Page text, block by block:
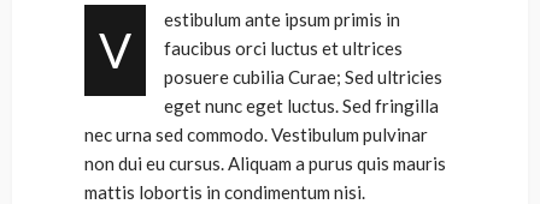
V
estibulum ante ipsum primis in
faucibus orci luctus et ultrices
posuere cubilia Curae; Sed ultricies
eget nunc eget luctus. Sed fringilla
nec urna sed commodo. Vestibulum pulvinar
non dui eu cursus. Aliquam a purus quis mauris
mattis lobortis in condimentum nisi.